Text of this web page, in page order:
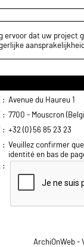
ervoor dat uw project
: Avenue du Haureu 1
: 7700 - Mouscron
: +32 (0) 56 85 23 23
: Veuillez confirmer
identité en bas de
:
ArchiOnWeb -